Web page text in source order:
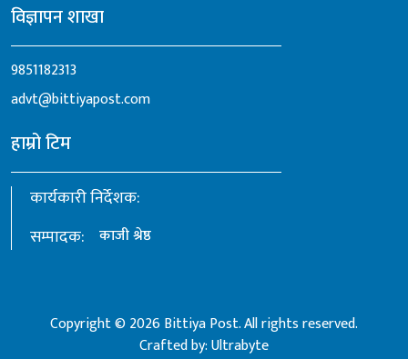
विज्ञापन शाखा
9851182313
advt@bittiyapost.com
हाम्रो टिम
कार्यकारी निर्देशक:
सम्पादक:
काजी श्रेष्ठ
Copyright © 2026 Bittiya Post. All rights reserved.
Crafted by:Ultrabyte